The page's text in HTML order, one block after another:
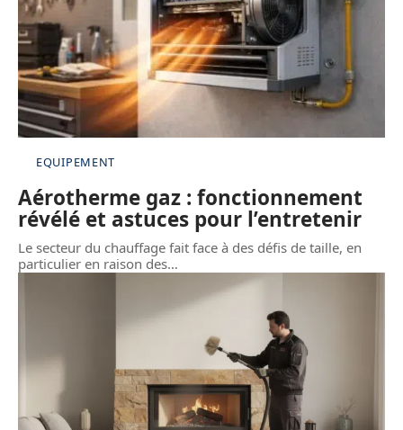
EQUIPEMENT
Aérotherme gaz : fonctionnement
révélé et astuces pour l’entretenir
Le secteur du chauffage fait face à des défis de taille, en
particulier en raison des…